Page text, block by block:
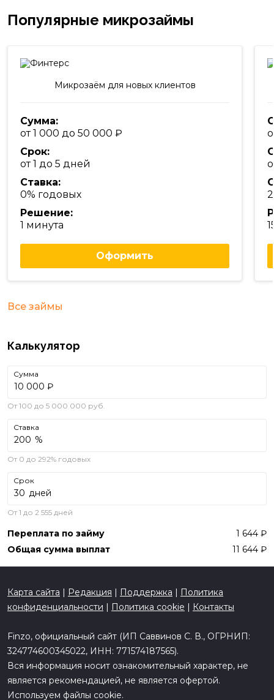
Популярные микрозаймы
Микрозаём для новых клиентов
Сумма:
от 1 000 до 50 000
Срок:
от 1 до 5 дней
Ставка:
0% годовых
Решение:
1 минута
Оформить
Все займы
Калькулятор
Сумма
₽
От 100 до 5 000 000 руб.
Ставка
%
От 0 до 292% годовых
Срок
дней
От 1 до 2 555 дней
Переплата по займу
1 644
Общая сумма выплат
11 644
Карта сайта | Редакция | Поддержка | Политика
конфиденциальности | Политика cookie | Контакты
Finzo, официальный сайт (ИП Саввинов С. В., ОГРНИП:
324774600345022, ИНН: 771574187565).
Вся информация носит ознакомительный характер, не
является рекомендацией, не является офертой.
Используем файлы cookie.